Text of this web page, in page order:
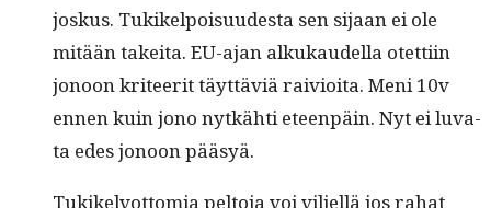
joskus. Tukikelpoisu­ud­es­ta sen sijaan ei ole
mitään takei­ta. EU-ajan alkukaudel­la otet­ti­in
jonoon kri­teer­it täyt­täviä raiv­ioi­ta. Meni 10v
ennen kuin jono nytkähti eteen­päin. Nyt ei luva­
ta edes jonoon pääsyä.
Tukikelvot­to­mia pel­to­ja voi vil­jel­lä jos rahat